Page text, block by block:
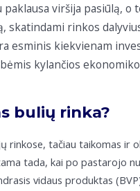
viršija pasiūlą,
skatindami rinkos
esminis kiekvienam
kylančios
bulių rinka?
rinkose, tačiau taikomas
tada, kai po pastarojo
vidaus produktas